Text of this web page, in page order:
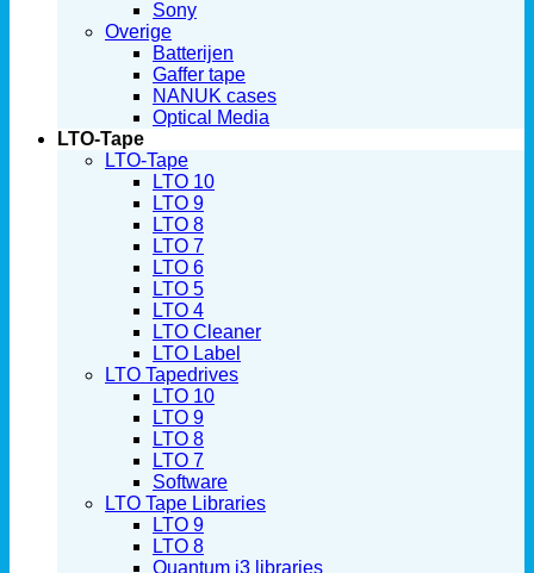
Sony
Overige
Batterijen
Gaffer tape
NANUK cases
Optical Media
LTO-Tape
LTO-Tape
LTO 10
LTO 9
LTO 8
LTO 7
LTO 6
LTO 5
LTO 4
LTO Cleaner
LTO Label
LTO Tapedrives
LTO 10
LTO 9
LTO 8
LTO 7
Software
LTO Tape Libraries
LTO 9
LTO 8
Quantum i3 libraries